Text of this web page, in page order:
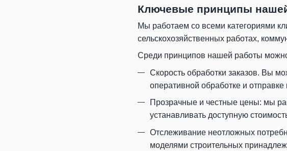
Ключевые принципы
Мы работаем со всеми категориями
сельскохозяйственных работах,
Среди принципов нашей работы
Скорость обработки заказов. Вы
оперативной обработке и
Прозрачные и честные цены: мы
устанавливать доступную
Отслеживание неотложных
моделями строительных